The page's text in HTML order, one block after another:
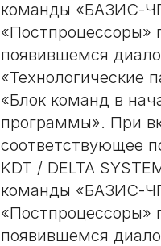
команды «БАЗИС-
«Постпроцессоры»
появившемся
«Технологические
«Блок команд в
программы». При
соответствующее
KDT / DELTA
команды «БАЗИС-
«Постпроцессоры»
появившемся